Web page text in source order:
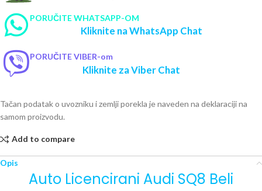
PORUČITE WHATSAPP-OM
Kliknite na WhatsApp Chat
PORUČITE VIBER-om
Kliknite za Viber Chat
Tačan podatak o uvozniku i zemlji porekla je naveden na deklaraciji na
samom proizvodu.
Add to compare
Opis
Auto Licencirani Audi SQ8 Beli